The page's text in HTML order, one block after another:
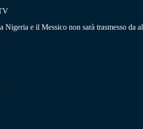
Nigeria e il Messico non sarà trasmesso da